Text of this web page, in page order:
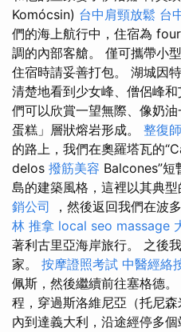
Komócsin) 台中肩頸放鬆 台
們的海上航行中，住宿為
調的內部客艙。 僅可攜帶小
住宿時請妥善打包。 湖城因
清楚地看到少女峰、僧侶峰
們可以欣賞一望無際、像奶
蛋糕」層狀熔岩形成。 整復師
的路上，我們在奧羅塔瓦的
delos 撥筋美容 Balcones”短
島的建築風格，這裡以其典型
銷公司 ，然後返回我們在波
林 推拿 local seo massage
著利古里亞海岸旅行。 之後
家。 按摩證照考試 中醫經絡
佩斯，然後繼續前往塞格德。
程，穿過斯洛維尼亞（托尼
內到達義大利，沿途經停多個